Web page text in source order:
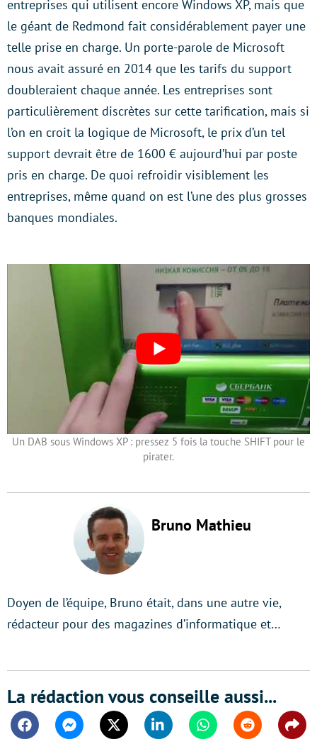
entreprises qui utilisent encore Windows XP, mais que
le géant de Redmond fait considérablement payer une
telle prise en charge. Un porte-parole de Microsoft
nous avait assuré en 2014 que les tarifs du support
doubleraient chaque année. Les entreprises sont
particulièrement discrètes sur cette tarification, mais si
l’on en croit la logique de Microsoft, le prix d’un tel
support devrait être de 1600 € aujourd’hui par poste
pris en charge. De quoi refroidir visiblement les
entreprises, même quand on est l’une des plus grosses
banques mondiales.
Un DAB sous Windows XP : pressez 5 fois la touche SHIFT pour le
pirater.
Bruno Mathieu
Doyen de l’équipe, Bruno était, dans une autre vie,
rédacteur pour des magazines d’informatique et…
La rédaction vous conseille aussi...
FacebookMessengerTwitter Linkedin WhatsappReddit